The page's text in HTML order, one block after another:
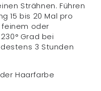
Strähnen. Führen
15 bis 20 Mal pro
feinem oder
Grad bei
3 Stunden
Haarfarbe